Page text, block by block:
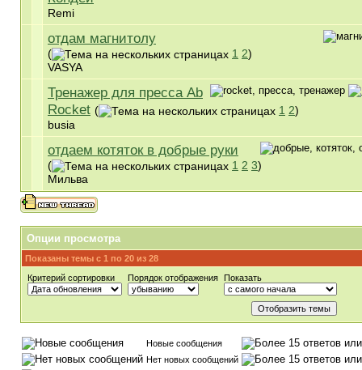
Remi
отдам магнитолу
( 1 2)
VASYA
Тренажер для пресса Ab
Rocket ( 1 2)
busia
отдаем котяток в добрые руки
( 1 2 3)
Мильва
Опции просмотра
Показаны темы с 1 по 20 из 28
Критерий сортировки
Порядок отображения Показать
Новые сообщения
Нет новых сообщений